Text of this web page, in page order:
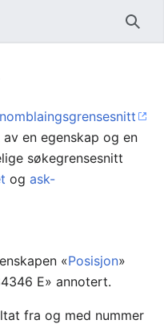
Søk
en egenskap og en
søkegrensesnitt
og ask-
«Posisjon»
E» annotert.
fra og med nummer